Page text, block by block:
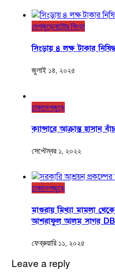
দেশজুড়েনাটোর সিংড়া
সিংড়ায় ৪ লক্ষ টাকার
জুলাই ১৪, ২০২৫
ঢাকাদেশজুড়ে
ক্যান্সারে আক্রান্ত হাসান
সেপ্টেম্বর ১, ২০২২
ঢাকাদেশজুড়ে
মাগুরায় মিথ্যা মামলা
আশরাফুল আলম সাগর
ফেব্রুয়ারি ১১, ২০২৫
Leave a reply